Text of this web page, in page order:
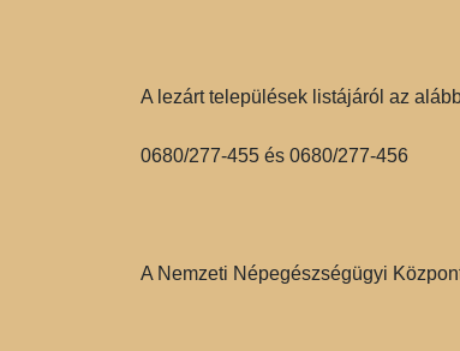
A lezárt települések listájáról az
0680/277-455 és 0680/277-456
A Nemzeti Népegészségügyi